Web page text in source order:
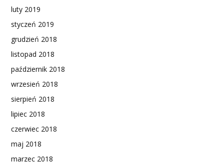
luty 2019
styczeń 2019
grudzień 2018
listopad 2018
październik 2018
wrzesień 2018
sierpień 2018
lipiec 2018
czerwiec 2018
maj 2018
marzec 2018